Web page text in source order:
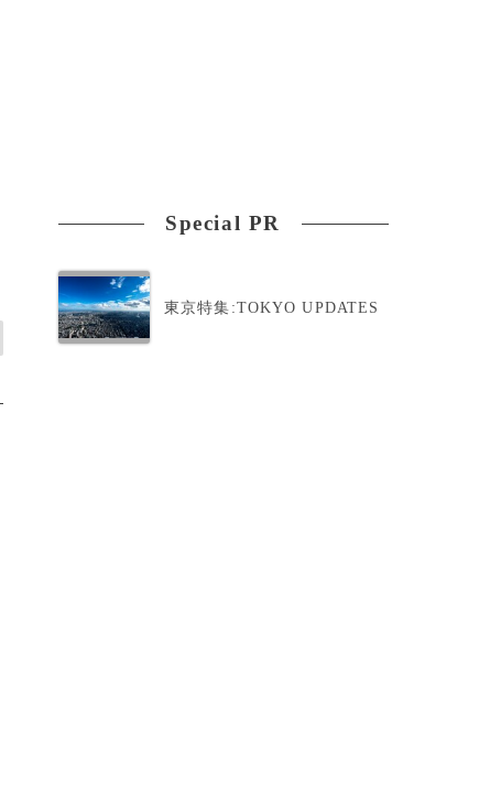
Special PR
東京特集:TOKYO UPDATES